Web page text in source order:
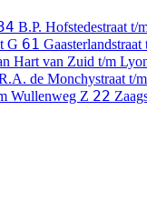
B.P. Hofstedestraat t/
G 61
Hart van Zuid t/m
de Monchystraat t/
Wullenweg Z 22